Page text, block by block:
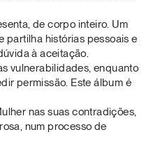
de corpo inteiro. Um
partilha histórias pessoais e
à aceitação.
vulnerabilidades, enquanto
permissão. Este álbum é
nas suas contradições,
num processo de